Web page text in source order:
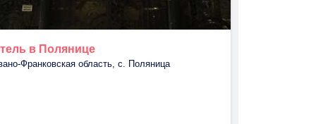
в Полянице
Франковская область, с. Поляница